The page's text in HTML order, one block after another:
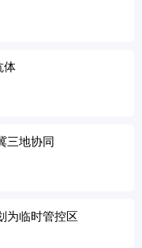
体
三地协同
为临时管控区